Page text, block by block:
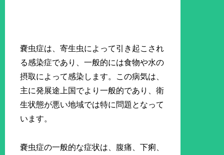
嚢虫症は、寄生虫によって引き起こされ
る感染症であり、一般的には食物や水の
摂取によって感染します。この病気は、
主に発展途上国でより一般的であり、衛
生状態が悪い地域では特に問題となって
います。
嚢虫症の一般的な症状は、腹痛、下痢、